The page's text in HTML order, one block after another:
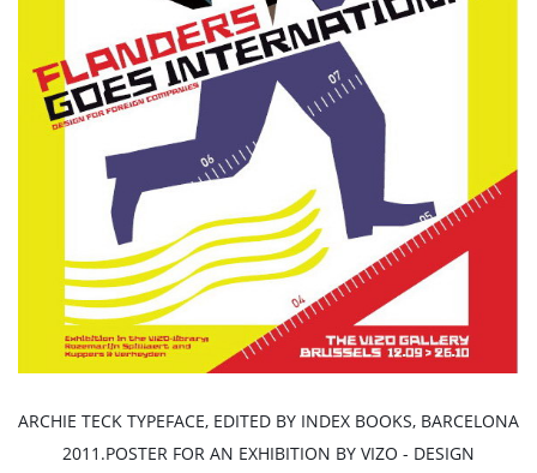
ARCHIE TECK TYPEFACE, EDITED BY INDEX BOOKS, BARCELONA
2011.POSTER FOR AN EXHIBITION BY VIZO - DESIGN